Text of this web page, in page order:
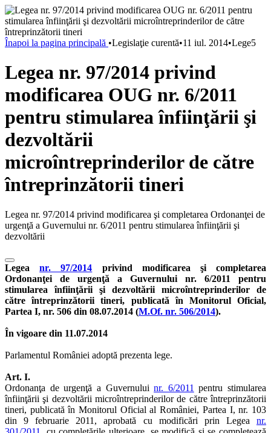
Înapoi la pagina principală •Legislaţie curentă•11 iul. 2014•Lege5
Legea nr. 97/2014 privind
modificarea OUG nr. 6/2011
pentru stimularea înfiinţării şi
dezvoltării
microîntreprinderilor de către
întreprinzătorii tineri
Legea nr. 97/2014 privind modificarea şi completarea Ordonanţei de
urgenţă a Guvernului nr. 6/2011 pentru stimularea înfiinţării şi
dezvoltării
Legeanr. 97/2014 privind modificarea şi completarea
Ordonanţei de urgenţă a Guvernului nr. 6/2011 pentru
stimularea înfiinţării şi dezvoltării microîntreprinderilor de
către întreprinzătorii tineri, publicată în Monitorul Oficial,
Partea I, nr. 506 din 08.07.2014 (M.Of. nr. 506/2014).
În vigoare din 11.07.2014
Parlamentul României adoptă prezenta lege.
Art. I.
Ordonanţa de urgenţă a Guvernuluinr. 6/2011 pentru stimularea
înfiinţării şi dezvoltării microîntreprinderilor de către întreprinzătorii
tineri, publicată în Monitorul Oficial al României, Partea I, nr. 103
din 9 februarie 2011, aprobată cu modificări prin Legea nr.